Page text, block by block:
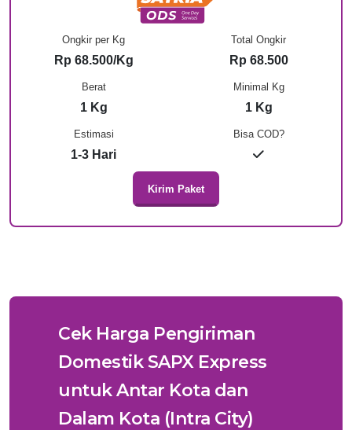
Bisa COD?
Ongkir per Kg
Rp 68.500/Kg
Total Ongkir
Rp 68.500
Berat
1 Kg
Minimal Kg
1 Kg
Estimasi
1-3 Hari
Kirim Paket
Cek Harga Pengiriman
Domestik SAPX Express
untuk Antar Kota dan
Dalam Kota (Intra City)